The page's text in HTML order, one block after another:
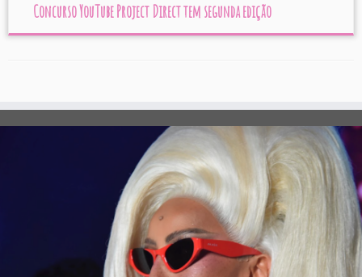
Concurso YouTube Project Direct tem segunda edição